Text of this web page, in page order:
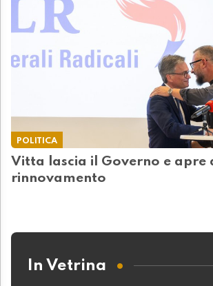
POLITICA
Vitta lascia il Governo e apre
rinnovamento
In Vetrina